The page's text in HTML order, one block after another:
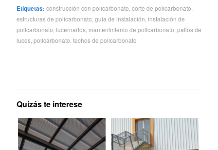
Etiquetas: construcción con policarbonato corte de policarbonato
estructuras de policarbonato guía de instalación instalación de
policarbonato lucernarios, mantenimiento de policarbonato patios de
luces, policarbonato techos de policarbonato
Quizás te interese